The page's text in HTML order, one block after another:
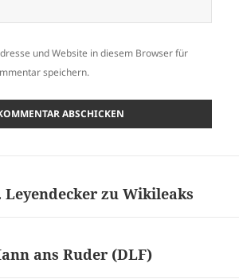
und Website in diesem Browser für
speichern.
Leyendecker zu Wikileaks
ans Ruder (DLF)